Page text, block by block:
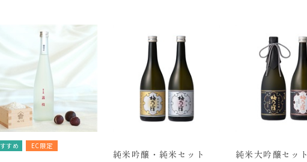
すめ EC限定
純米吟醸・純米セット 純米大吟醸セット